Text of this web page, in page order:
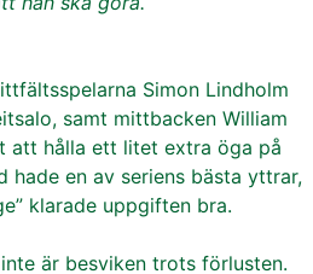
Simon Lindholm
samt mittbacken William
att hålla ett litet extra öga på
hade en av seriens bästa yttrar,
klarade uppgiften bra.
är besviken trots förlusten.